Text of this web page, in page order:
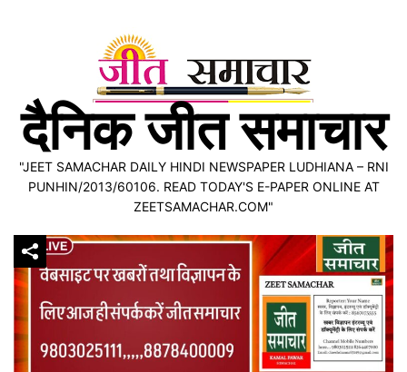
दैनिक जीत समाचार
"JEET SAMACHAR DAILY HINDI NEWSPAPER LUDHIANA – RNI
PUNHIN/2013/60106. READ TODAY'S E-PAPER ONLINE AT
ZEETSAMACHAR.COM"